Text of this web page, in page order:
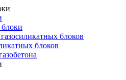
блоков
блоков